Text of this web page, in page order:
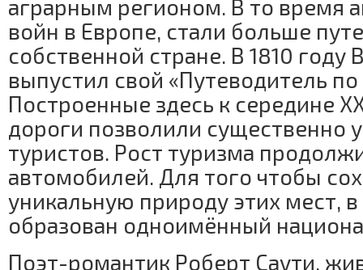
аграрным регионом. В то время
войн в Европе, стали больше
собственной стране. В 1810 году
выпустил свой «Путеводитель
Построенные здесь к середине
дороги позволили существенно
туристов. Рост туризма
автомобилей. Для того чтобы
уникальную природу этих мест, в
образован одноимённый
Поэт-романтик Роберт Саути,